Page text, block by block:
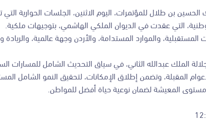
بن طلال للمؤتمرات، اليوم الاثنين، الجلسات الحوارية
التي عقدت في الديوان الملكي الهاشمي، بتوجيهات ملكية.
والموارد المستدامة، والأردن وجهة عالمية، والريادة
الملك عبدالله الثاني، في سياق التحديث الشامل للمسارات
المقبلة، وتضمن إطلاق الإمكانات، لتحقيق النمو الشامل
المعيشة لضمان نوعية حياة أفضل للمواطن.